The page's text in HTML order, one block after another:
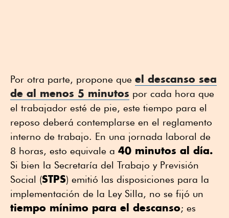
Por otra parte, propone que el descanso sea
de al menos 5 minutos por cada hora que
el trabajador esté de pie, este tiempo para el
reposo deberá contemplarse en el reglamento
interno de trabajo. En una jornada laboral de
8 horas, esto equivale a 40 minutos al día.
Si bien la Secretaría del Trabajo y Previsión
Social (STPS) emitió las disposiciones para la
implementación de la Ley Silla, no se fijó un
tiempo mínimo para el descanso; es